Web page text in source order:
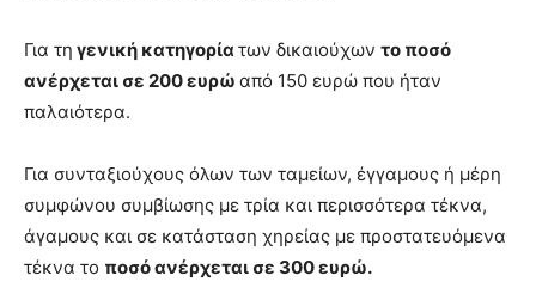
Για τη γενική κατηγορία των δικαιούχων το ποσό
ανέρχεται σε 200 ευρώ από 150 ευρώ που ήταν
παλαιότερα.
Για συνταξιούχους όλων των ταμείων, έγγαμους ή μέρη
συμφώνου συμβίωσης με τρία και περισσότερα τέκνα,
άγαμους και σε κατάσταση χηρείας με προστατευόμενα
τέκνα το ποσό ανέρχεται σε 300 ευρώ.